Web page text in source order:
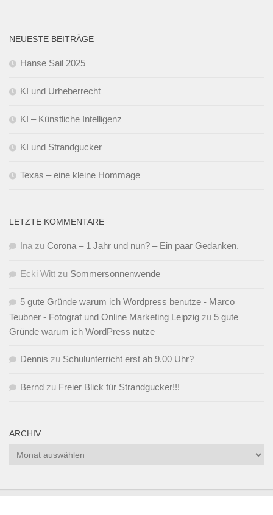
NEUESTE BEITRÄGE
Hanse Sail 2025
KI und Urheberrecht
KI – Künstliche Intelligenz
KI und Strandgucker
Texas – eine kleine Hommage
LETZTE KOMMENTARE
Ina zu Corona – 1 Jahr und nun? – Ein paar Gedanken.
Ecki Witt zu Sommersonnenwende
5 gute Gründe warum ich Wordpress benutze - Marco
Teubner - Fotograf und Online Marketing Leipzig zu 5 gute
Gründe warum ich WordPress nutze
Dennis zu Schulunterricht erst ab 9.00 Uhr?
Bernd zu Freier Blick für Strandgucker!!!
ARCHIV
Archiv